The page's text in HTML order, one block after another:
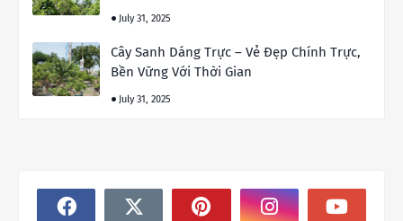
July 31, 2025
Cây Sanh Dáng Trực – Vẻ Đẹp Chính Trực,
Bền Vững Với Thời Gian
July 31, 2025